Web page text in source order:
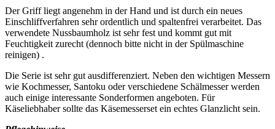
Der Griff liegt angenehm in der Hand und ist durch ein neues
Einschliffverfahren sehr ordentlich und spaltenfrei verarbeitet. Das
verwendete Nussbaumholz ist sehr fest und kommt gut mit
Feuchtigkeit zurecht (dennoch bitte nicht in der Spülmaschine
reinigen) .
Die Serie ist sehr gut ausdifferenziert. Neben den wichtigen Messern
wie Kochmesser, Santoku oder verschiedene Schälmesser werden
auch einige interessante Sonderformen angeboten. Für
Käseliebhaber sollte das Käsemesserset ein echtes Glanzlicht sein.